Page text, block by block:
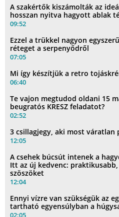
A szakértők kiszámolták az
hosszan nyitva hagyott ablak
09:52
Ezzel a trükkel nagyon
réteget a serpenyődről
07:05
Mi így készítjük a retro
06:40
Te vajon megtudod oldani 15
beugratós KRESZ feladatot?
02:52
3 csillagjegy, aki most váratlan
12:05
A csehek búcsút intenek a
Itt az új kedvenc:
szöszöket
12:04
Ennyi vízre van szükségük az
tartható egyensúlyban a